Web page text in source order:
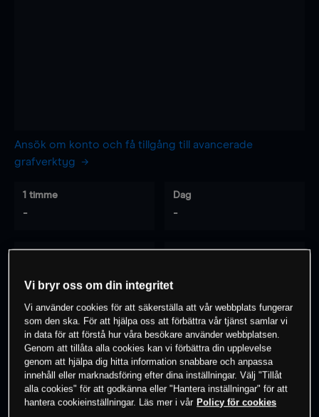
Ansök om konto och få tillgång till avancerade
grafverktyg
1 timme
-
Dag
-
0% av kunderna har en position i detta
instrument
Börja handla
Vi bryr oss om din integritet
Vi använder cookies för att säkerställa att vår webbplats fungerar
som den ska. För att hjälpa oss att förbättra vår tjänst samlar vi
in data för att förstå hur våra besökare använder webbplatsen.
Genom att tillåta alla cookies kan vi förbättra din upplevelse
genom att hjälpa dig hitta information snabbare och anpassa
innehåll eller marknadsföring efter dina inställningar. Välj "Tillåt
alla cookies" för att godkänna eller "Hantera inställningar" för att
hantera cookieinställningar. Läs mer i vår Policy för cookies